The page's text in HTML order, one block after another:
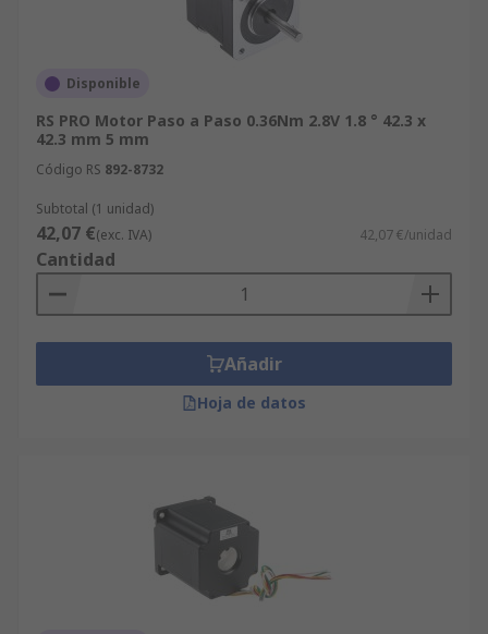
Disponible
RS PRO Motor Paso a Paso 0.36Nm 2.8V 1.8 ° 42.3 x
42.3 mm 5 mm
Código RS 892-8732
Subtotal (1 unidad)
42,07 €(exc. IVA) 42,07 €/unidad
Cantidad
Añadir
Hoja de datos